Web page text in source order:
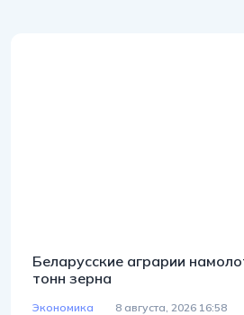
Беларусские аграрии
тонн зерна
Экономика 8 августа, 2026 16:58